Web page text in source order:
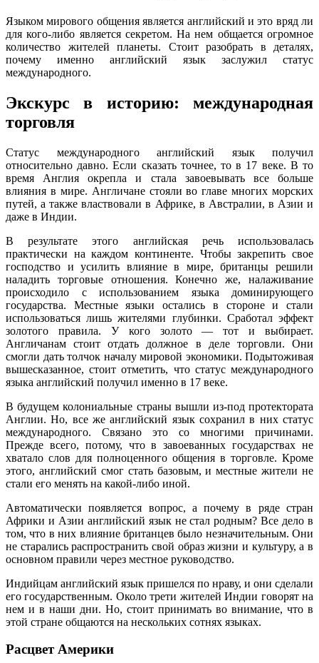
Языком мирового общения является английский и это вряд ли
для кого-либо является секретом. На нем общается огромное
количество жителей планеты. Стоит разобрать в деталях,
почему именно английский язык заслужил статус
международного.
Экскурс в историю: международная
торговля
Статус международного английский язык получил
относительно давно. Если сказать точнее, то в 17 веке. В то
время Англия окрепла и стала завоевывать все больше
влияния в мире. Англичане стояли во главе многих морских
путей, а также властвовали в Африке, в Австралии, в Азии и
даже в Индии.
В результате этого английская речь использовалась
практически на каждом континенте. Чтобы закрепить свое
господство и усилить влияние в мире, британцы решили
наладить торговые отношения. Конечно же, налаживание
происходило с использованием языка доминирующего
государства. Местные языки остались в стороне и стали
использоваться лишь жителями глубинки. Сработал эффект
золотого правила. У кого золото — тот и выбирает.
Англичанам стоит отдать должное в деле торговли. Они
смогли дать толчок началу мировой экономики. Подытоживая
вышесказанное, стоит отметить, что статус международного
языка английский получил именно в 17 веке.
В будущем колониальные страны вышли из-под протектората
Англии. Но, все же английский язык сохранил в них статус
международного. Связано это со многими причинами.
Прежде всего, потому, что в завоеванных государствах не
хватало слов для полноценного общения в торговле. Кроме
этого, английский смог стать базовым, и местные жители не
стали его менять на какой-либо иной.
Автоматически появляется вопрос, а почему в ряде стран
Африки и Азии английский язык не стал родным? Все дело в
том, что в них влияние британцев было незначительным. Они
не старались распространить свой образ жизни и культуру, а в
основном правили через местное руководство.
Индийцам английский язык пришелся по нраву, и они сделали
его государственным. Около трети жителей Индии говорят на
нем и в наши дни. Но, стоит принимать во внимание, что в
этой стране общаются на нескольких сотнях языках.
Расцвет Америки